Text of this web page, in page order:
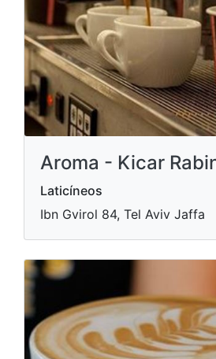
Aroma - Kicar
Laticíneos
Ibn Gvirol 84, Tel Aviv Jaffa